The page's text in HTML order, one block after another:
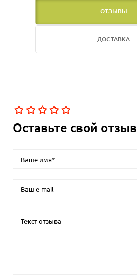
ОТЗЫВЫ
ДОСТАВКА
Оставьте свой отзыв